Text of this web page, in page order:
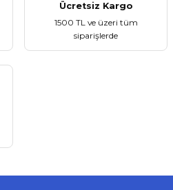
Ücretsiz Kargo
1500 TL ve üzeri tüm
siparişlerde